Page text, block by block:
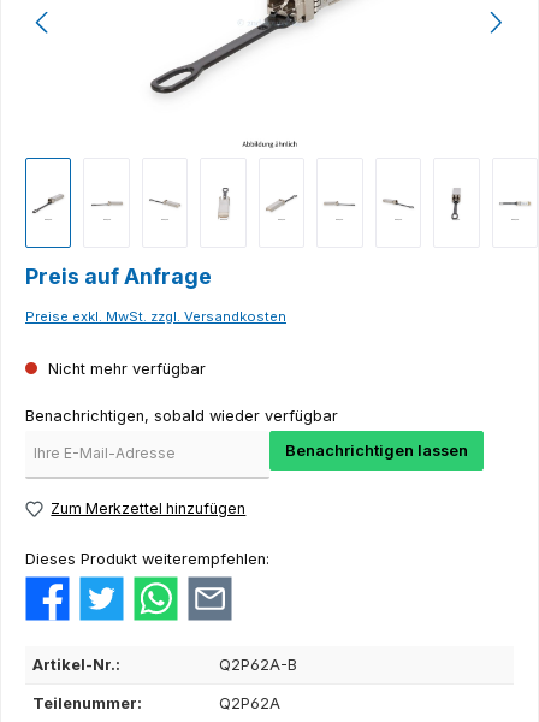
Preis auf Anfrage
Preise exkl. MwSt. zzgl. Versandkosten
Nicht mehr verfügbar
Benachrichtigen, sobald wieder verfügbar
Benachrichtigen lassen
Zum Merkzettel hinzufügen
Dieses Produkt weiterempfehlen:
Artikel-Nr.: Q2P62A-B
Teilenummer: Q2P62A